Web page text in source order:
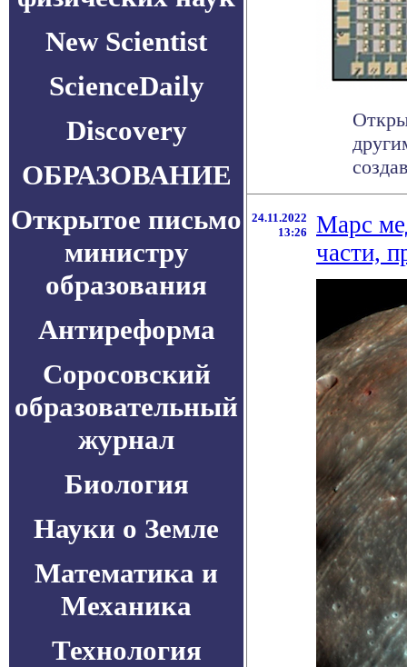
New Scientist
ScienceDaily
Discovery
ОБРАЗОВАНИЕ
Открытое письмо
министру
образования
Антиреформа
Соросовский
образовательный
журнал
Биология
Науки о Земле
Математика и
Механика
Технология
24.11.2022
13:26
Марс
части,